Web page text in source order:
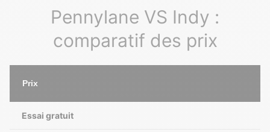
Pennylane VS Indy :
comparatif des prix
Prix
Essai gratuit